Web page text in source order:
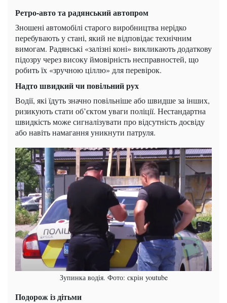
Ретро-авто та радянський автопром
Зношені автомобілі старого виробництва нерідко
перебувають у стані, який не відповідає технічним
вимогам. Радянські «залізні коні» викликають додаткову
підозру через високу ймовірність несправностей, що
робить їх «зручною ціллю» для перевірок.
Надто швидкий чи повільний рух
Водії, які їдуть значно повільніше або швидше за інших,
ризикують стати об’єктом уваги поліції. Нестандартна
швидкість може сигналізувати про відсутність досвіду
або навіть намагання уникнути патруля.
Зупинка водія. Фото: скрін youtube
Подорож із дітьми